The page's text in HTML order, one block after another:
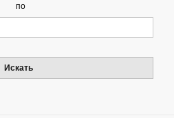
по
Искать